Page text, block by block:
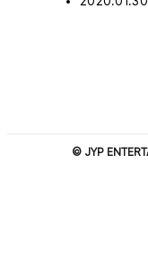
© JYP